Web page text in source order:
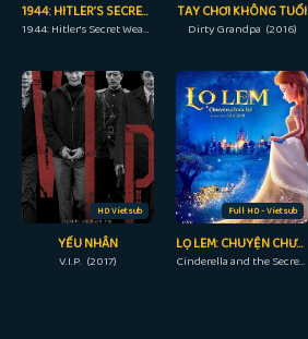
1944: HITLER’S SECRET WEAPON
1944: Hitler's Secret Weapon (2021)
TAY CHƠI KHÔNG TUỔI
Dirty Grandpa (2016)
HD Vietsub
YẾU NHÂN
V.I.P. (2017)
Full HD - Vietsub
LỌ LEM: CHUYỆN CHƯA KỂ
Cinderella and the Secret Prince (2018)